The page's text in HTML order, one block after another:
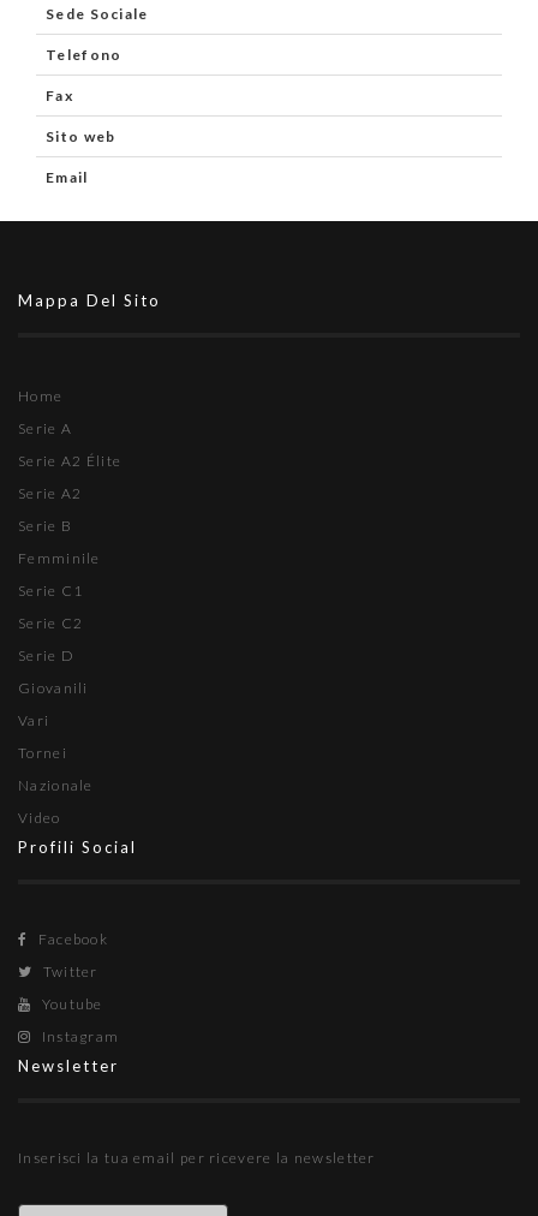
Sede Sociale
Telefono
Fax
Sito web
Email
Mappa Del Sito
Home
Serie A
Serie A2 Élite
Serie A2
Serie B
Femminile
Serie C1
Serie C2
Serie D
Giovanili
Vari
Tornei
Nazionale
Video
Profili Social
Facebook
Twitter
Youtube
Instagram
Newsletter
Inserisci la tua email per ricevere la newsletter